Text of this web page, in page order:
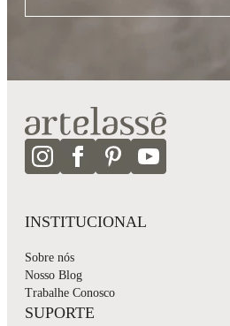
INSTITUCIONAL
Sobre nós
Nosso Blog
Trabalhe Conosco
SUPORTE